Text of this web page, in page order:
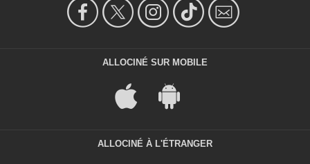
ALLOCINÉ SUR MOBILE
ALLOCINÉ À L'ÉTRANGER